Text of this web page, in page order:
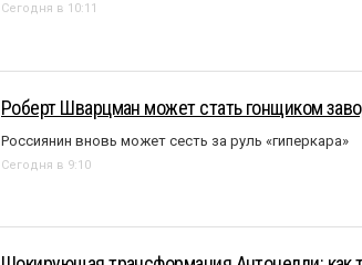
Сегодня в 10:11
Роберт Шварцман может стать гонщиком
Россиянин вновь может сесть за руль «гиперкара»
Сегодня в 9:10